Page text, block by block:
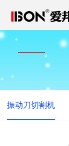
振动刀切割机